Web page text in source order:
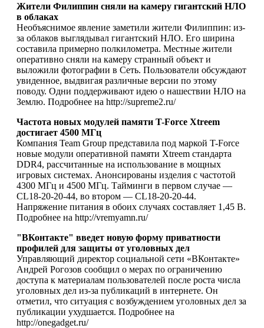
Жители Филиппин сняли на камеру гигантский НЛО
в облаках
Необъяснимое явление заметили жители Филиппин: из-
за облаков выглядывал гигантский НЛО. Его ширина
составила примерно полкилометра. Местные жители
оперативно сняли на камеру странный объект и
выложили фотографии в Сеть. Пользователи обсуждают
увиденное, выдвигая различные версии по этому
поводу. Одни поддерживают идею о нашествии НЛО на
Землю. Подробнее на http://supreme2.ru/
Частота новых модулей памяти T-Force Xtreem
достигает 4500 МГц
Компания Team Group представила под маркой T-Force
новые модули оперативной памяти Xtreem стандарта
DDR4, рассчитанные на использование в мощных
игровых системах. Анонсированы изделия с частотой
4300 МГц и 4500 МГц. Тайминги в первом случае —
CL18-20-20-44, во втором — CL18-20-20-44.
Напряжение питания в обоих случаях составляет 1,45 В.
Подробнее на http://vremyamn.ru/
"ВКонтакте" введет новую форму приватности
профилей для защиты от уголовных дел
Управляющий директор социальной сети «ВКонтакте»
Андрей Рогозов сообщил о мерах по ограничению
доступа к материалам пользователей после роста числа
уголовных дел из-за публикаций в интернете. Он
отметил, что ситуация с возбуждением уголовных дел за
публикации ухудшается. Подробнее на
http://onegadget.ru/